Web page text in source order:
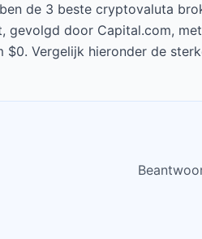
de 3 beste cryptovaluta
gevolgd door Capital.com,
$0. Vergelijk hieronder de